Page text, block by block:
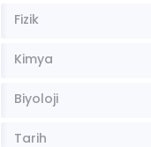
Fizik
Kimya
Biyoloji
Tarih